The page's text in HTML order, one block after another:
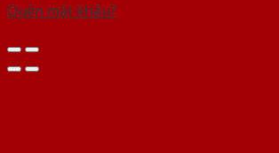
Quên mật khẩu?